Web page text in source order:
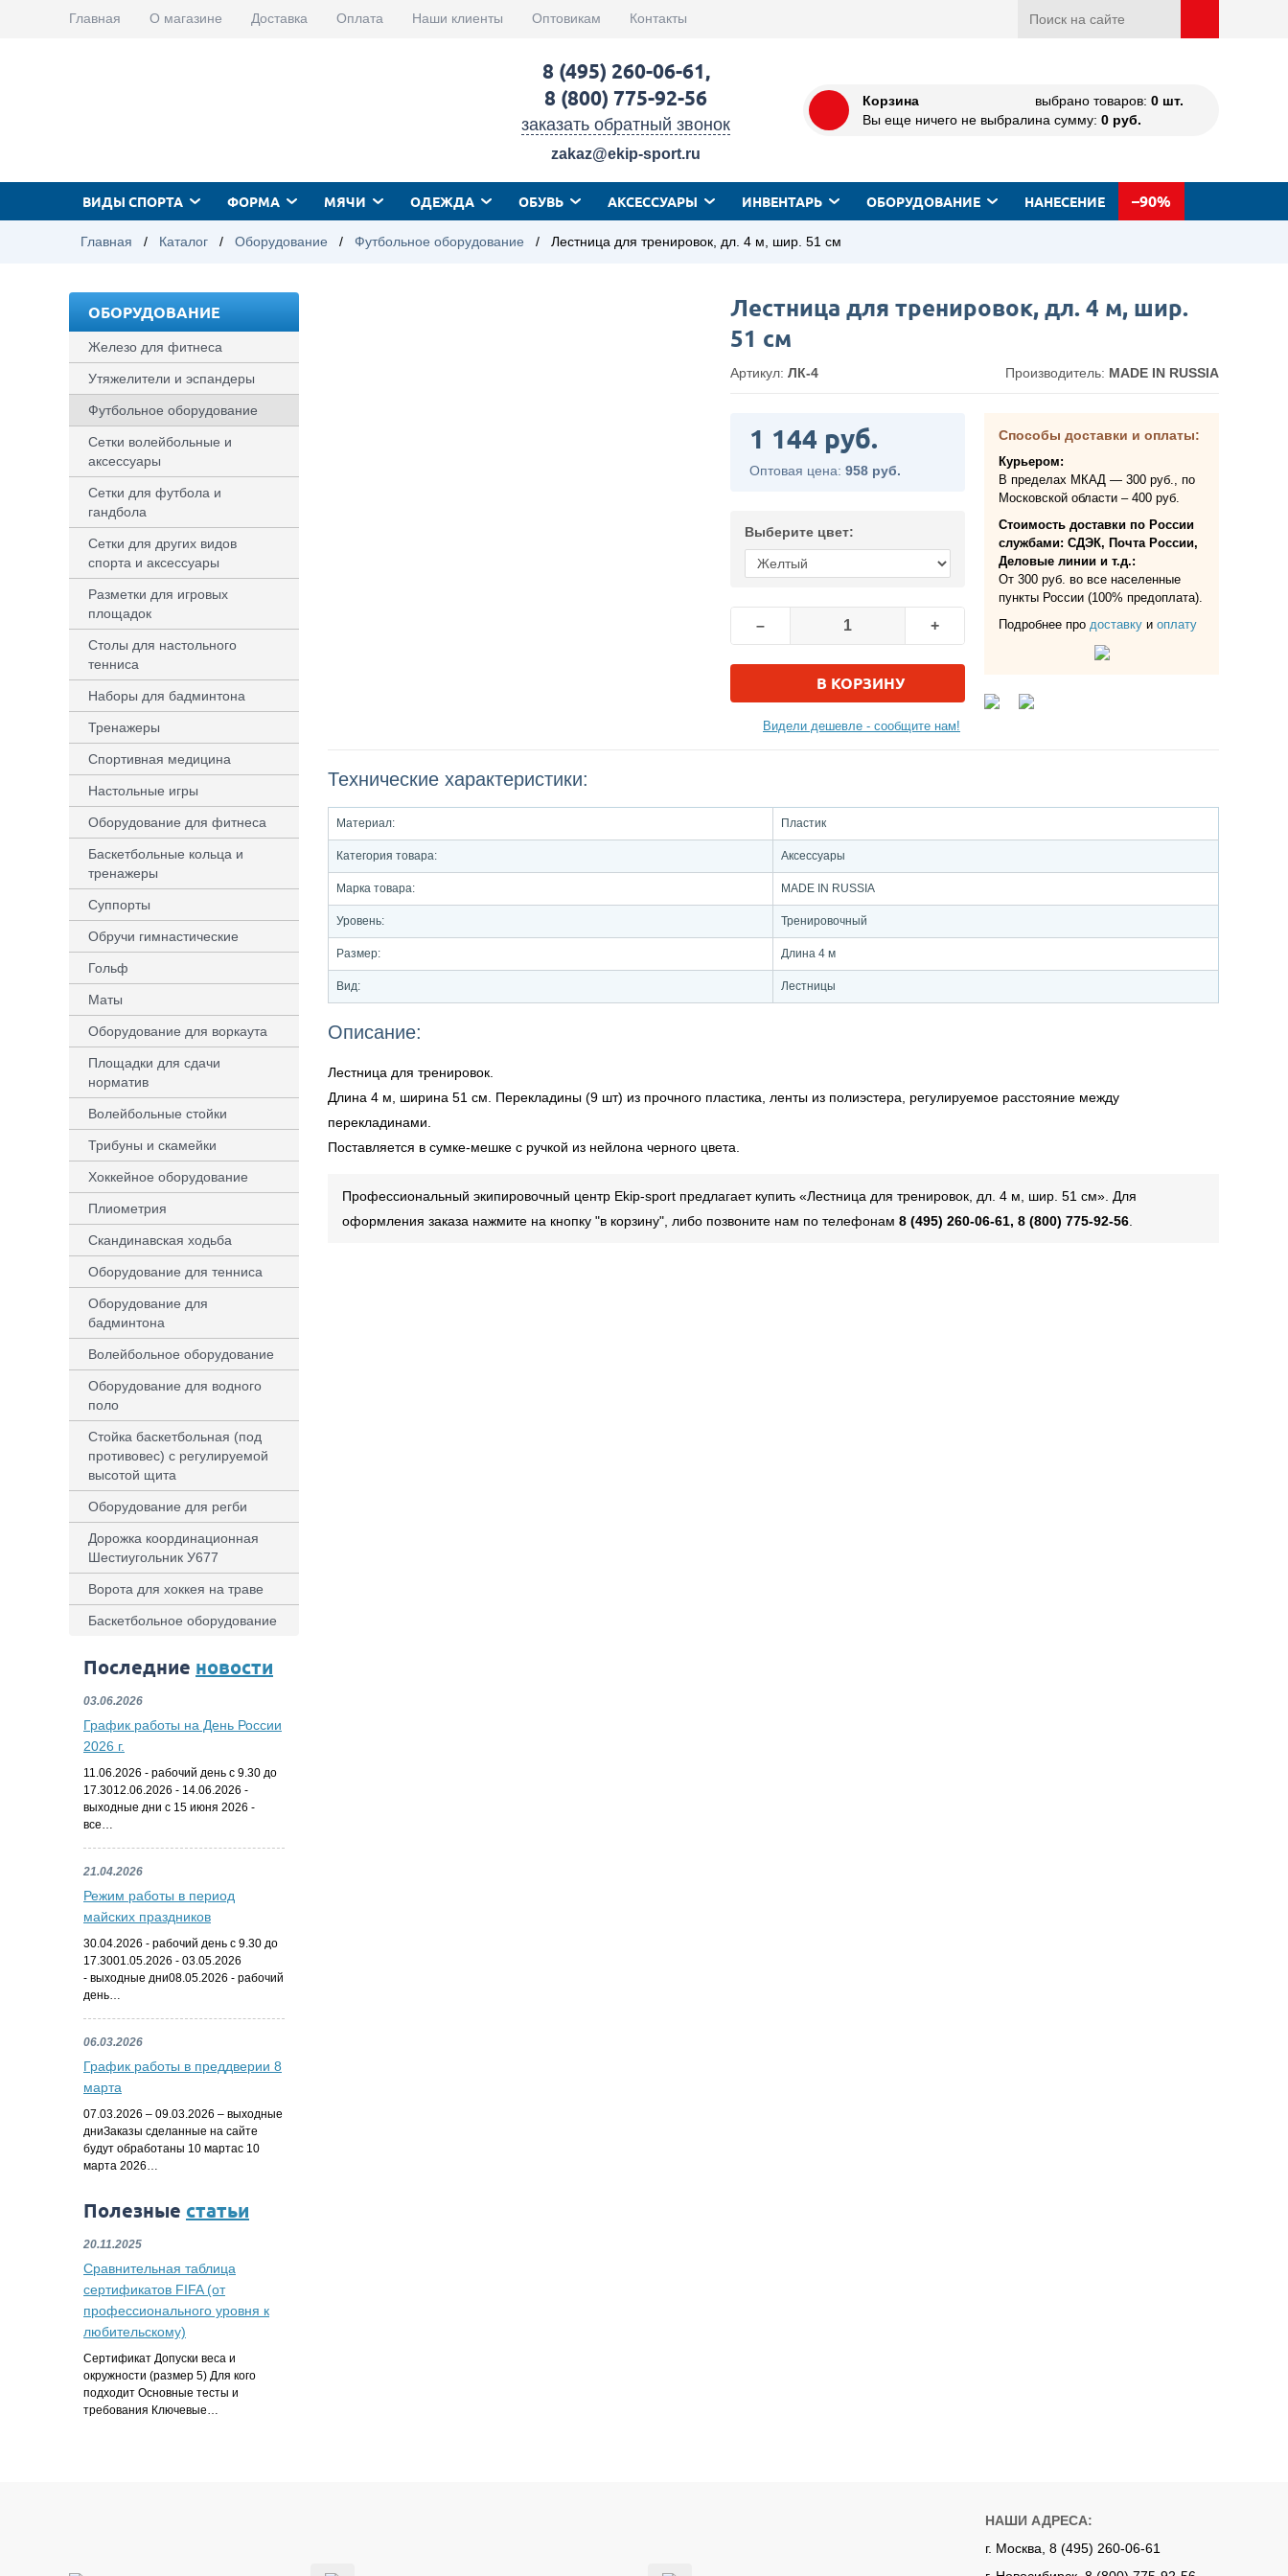
Главная О магазине Доставка Оплата Наши клиенты Оптовикам Контакты
8 (495) 260-06-61,
8 (800) 775-92-56
заказать обратный звонок
zakaz@ekip-sport.ru
Корзина
Вы еще ничего не выбрали
выбрано товаров: 0 шт.
на сумму: 0 руб.
ВИДЫ СПОРТА ФОРМА МЯЧИ ОДЕЖДА ОБУВЬ АКСЕССУАРЫ ИНВЕНТАРЬ ОБОРУДОВАНИЕ НАНЕСЕНИЕ –90%
Главная / Каталог / Оборудование / Футбольное оборудование / Лестница для тренировок, дл. 4 м, шир. 51 см
ОБОРУДОВАНИЕ
Железо для фитнеса
Утяжелители и эспандеры
Футбольное оборудование
Сетки волейбольные и
аксессуары
Сетки для футбола и
гандбола
Сетки для других видов
спорта и аксессуары
Разметки для игровых
площадок
Столы для настольного
тенниса
Наборы для бадминтона
Тренажеры
Спортивная медицина
Настольные игры
Оборудование для фитнеса
Баскетбольные кольца и
тренажеры
Суппорты
Обручи гимнастические
Гольф
Маты
Оборудование для воркаута
Площадки для сдачи
норматив
Волейбольные стойки
Трибуны и скамейки
Хоккейное оборудование
Плиометрия
Скандинавская ходьба
Оборудование для тенниса
Оборудование для
бадминтона
Волейбольное оборудование
Оборудование для водного
поло
Стойка баскетбольная (под
противовес) с регулируемой
высотой щита
Оборудование для регби
Дорожка координационная
Шестиугольник У677
Ворота для хоккея на траве
Баскетбольное оборудование
Последние новости
03.06.2026
График работы на День России
2026 г.
11.06.2026 - рабочий день с 9.30 до
17.3012.06.2026 - 14.06.2026 -
выходные дни с 15 июня 2026 -
все…
21.04.2026
Режим работы в период
майских праздников
30.04.2026 - рабочий день с 9.30 до
17.3001.05.2026 - 03.05.2026
- выходные дни08.05.2026 - рабочий
день…
06.03.2026
График работы в преддверии 8
марта
07.03.2026 – 09.03.2026 – выходные
дниЗаказы сделанные на сайте
будут обработаны 10 мартас 10
марта 2026…
Полезные статьи
20.11.2025
Сравнительная таблица
сертификатов FIFA (от
профессионального уровня к
любительскому)
Сертификат Допуски веса и
окружности (размер 5) Для кого
подходит Основные тесты и
требования Ключевые…
Лестница для тренировок, дл. 4 м, шир.
51 см
Артикул: ЛК-4 Производитель: MADE IN RUSSIA
1 144 руб.
Оптовая цена: 958 руб.
Выберите цвет:
– +
В КОРЗИНУ
Видели дешевле - сообщите нам!
Способы доставки и оплаты:
Курьером:
В пределах МКАД — 300 руб., по
Московской области – 400 руб.
Стоимость доставки по России
службами: СДЭК, Почта России,
Деловые линии и т.д.:
От 300 руб. во все населенные
пункты России (100% предоплата).
Подробнее про доставку и оплату
Технические характеристики:
Материал: Пластик
Категория товара: Аксессуары
Марка товара: MADE IN RUSSIA
Уровень: Тренировочный
Размер: Длина 4 м
Вид: Лестницы
Описание:
Лестница для тренировок.
Длина 4 м, ширина 51 см. Перекладины (9 шт) из прочного пластика, ленты из полиэстера, регулируемое расстояние между
перекладинами.
Поставляется в сумке-мешке с ручкой из нейлона черного цвета.
Профессиональный экипировочный центр Ekip-sport предлагает купить «Лестница для тренировок, дл. 4 м, шир. 51 см». Для
оформления заказа нажмите на кнопку "в корзину", либо позвоните нам по телефонам 8 (495) 260-06-61, 8 (800) 775-92-56
НАШИ АДРЕСА:
г. Москва, 8 (495) 260-06-61